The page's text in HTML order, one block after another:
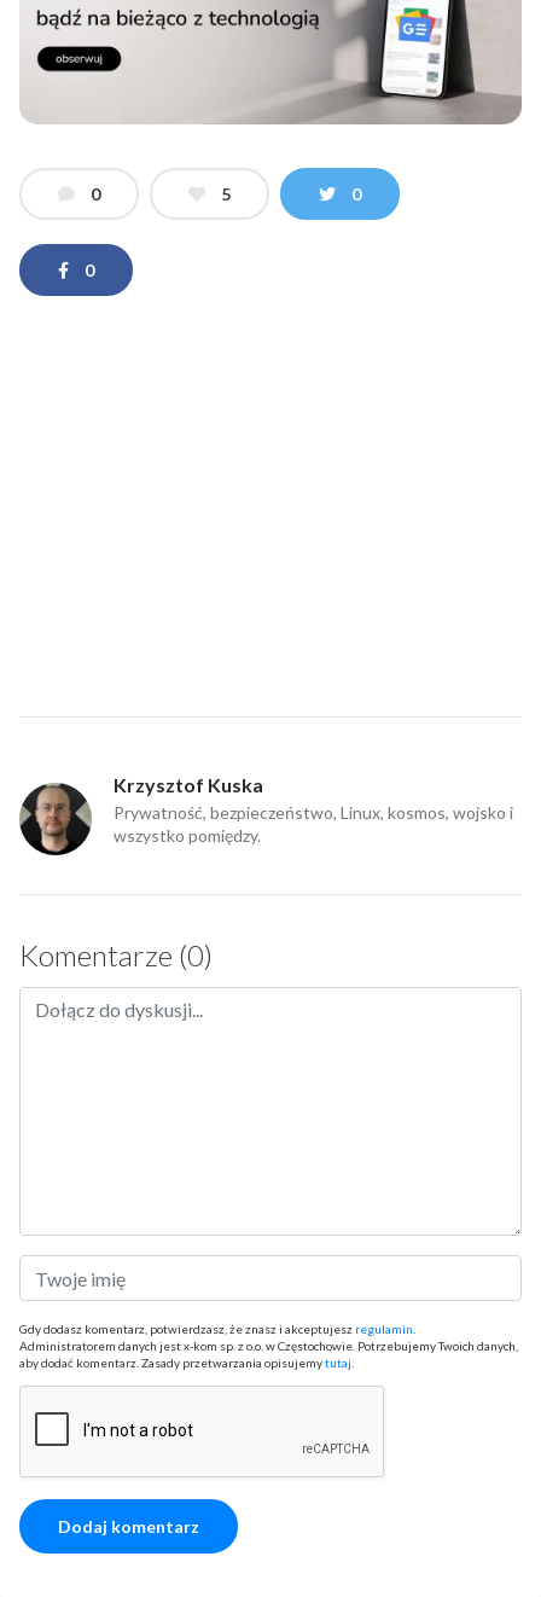
0 5 0
0
Krzysztof Kuska
Prywatność, bezpieczeństwo, Linux, kosmos, wojsko i
wszystko pomiędzy.
Komentarze (0)
Gdy dodasz komentarz, potwierdzasz, że znasz i akceptujesz regulamin
Administratorem danych jest x-kom sp. z o.o. w Częstochowie. Potrzebujemy Twoich danych,
aby dodać komentarz. Zasady przetwarzania opisujemytutaj